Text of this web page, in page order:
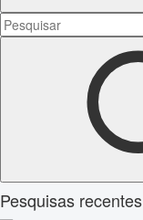
Pesquisas recentes